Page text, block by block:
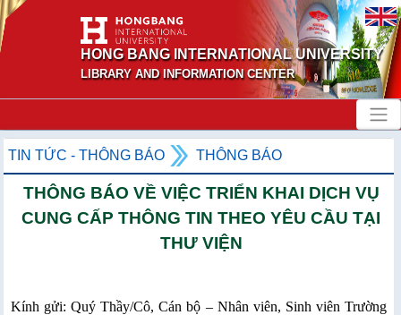
HONG BANG INTERNATIONAL UNIVERSITY
LIBRARY AND INFORMATION CENTER
TIN TỨC - THÔNG BÁO THÔNG BÁO
THÔNG BÁO VỀ VIỆC TRIỂN KHAI DỊCH VỤ
CUNG CẤP THÔNG TIN THEO YÊU CẦU TẠI
THƯ VIỆN
Kính gửi: Quý Thầy/Cô, Cán bộ – Nhân viên, Sinh viên Trường